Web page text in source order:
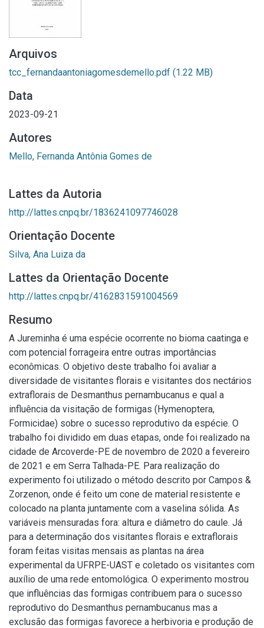
Arquivos
tcc_fernandaantoniagomesdemello.pdf (1.22 MB)
Data
2023-09-21
Autores
Mello, Fernanda Antônia Gomes de
Lattes da Autoria
http://lattes.cnpq.br/1836241097746028
Orientação Docente
Silva, Ana Luiza da
Lattes da Orientação Docente
http://lattes.cnpq.br/4162831591004569
Resumo
A Jureminha é uma espécie ocorrente no bioma caatinga e
com potencial forrageira entre outras importâncias
econômicas. O objetivo deste trabalho foi avaliar a
diversidade de visitantes florais e visitantes dos nectários
extraflorais de Desmanthus pernambucanus e qual a
influência da visitação de formigas (Hymenoptera,
Formicidae) sobre o sucesso reprodutivo da espécie. O
trabalho foi dividido em duas etapas, onde foi realizado na
cidade de Arcoverde-PE de novembro de 2020 a fevereiro
de 2021 e em Serra Talhada-PE. Para realização do
experimento foi utilizado o método descrito por Campos &
Zorzenon, onde é feito um cone de material resistente e
colocado na planta juntamente com a vaselina sólida. As
variáveis mensuradas fora: altura e diâmetro do caule. Já
para a determinação dos visitantes florais e extraflorais
foram feitas visitas mensais as plantas na área
experimental da UFRPE-UAST e coletado os visitantes com
auxílio de uma rede entomológica. O experimento mostrou
que influências das formigas contribuem para o sucesso
reprodutivo do Desmanthus pernambucanus mas a
exclusão das formigas favorece a herbivoria e produção de